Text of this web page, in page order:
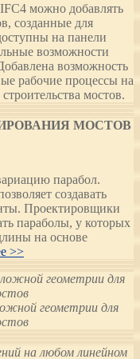
можно добавлять
созданные для
на панели
возможности
возможность
рабочие процессы на
мостов.
МОСТОВ
парабол.
создавать
Проектировщики
параболы, у которых
на основе
>>
геометрии для